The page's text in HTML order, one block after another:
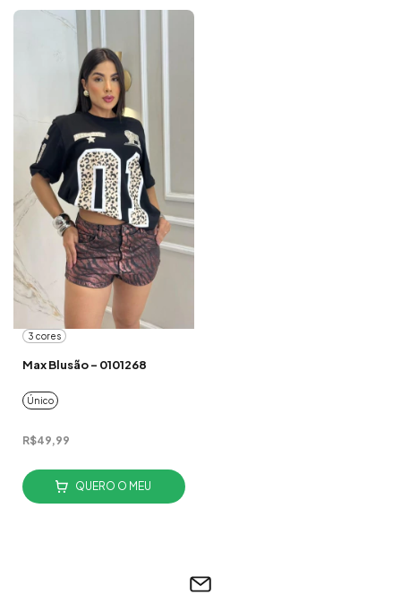
3 cores
Max Blusão - 0101268
Único
R$49,99
QUERO O MEU